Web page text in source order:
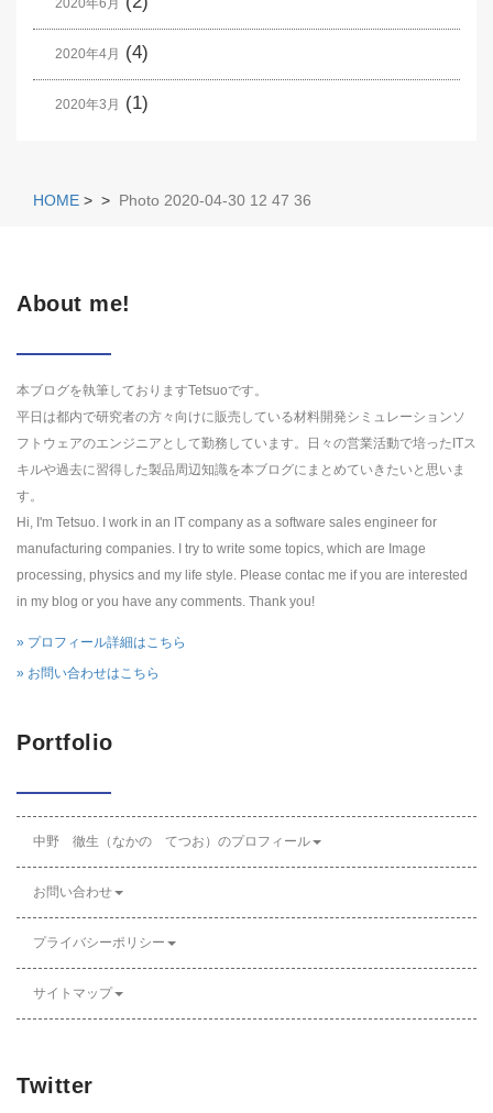
2020年6月
2020年4月 (4)
2020年3月 (1)
HOME > > Photo 2020-04-30 12 47 36
About me!
本ブログを執筆しておりますTetsuoです。
平日は都内で研究者の方々向けに販売している材料開発シミュレーションソ
フトウェアのエンジニアとして勤務しています。日々の営業活動で培ったITス
キルや過去に習得した製品周辺知識を本ブログにまとめていきたいと思いま
す。
Hi, I'm Tetsuo. I work in an IT company as a software sales engineer for
manufacturing companies. I try to write some topics, which are Image
processing, physics and my life style. Please contac me if you are interested
in my blog or you have any comments. Thank you!
» プロフィール詳細はこちら
» お問い合わせはこちら
Portfolio
中野 徹生（なかの てつお）のプロフィール
お問い合わせ
プライバシーポリシー
サイトマップ
Twitter